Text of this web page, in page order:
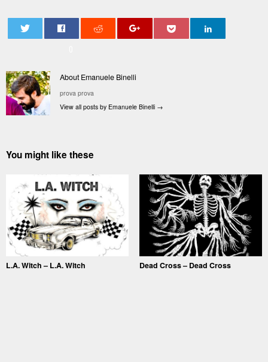
About Emanuele Binelli
prova prova
View all posts by Emanuele Binelli →
You might like these
L.A. Witch – L.A. Witch Dead Cross – Dead Cross